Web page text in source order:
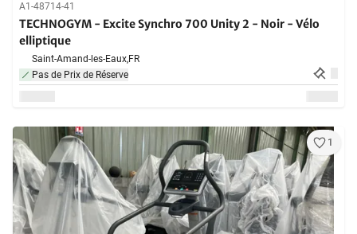
A1-48714-41
TECHNOGYM - Excite Synchro 700 Unity 2 - Noir - Vélo
elliptique
Saint-Amand-les-Eaux,FR
Pas de Prix de Réserve
1